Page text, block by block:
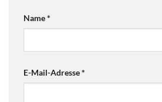
Name*
E-Mail-Adresse*